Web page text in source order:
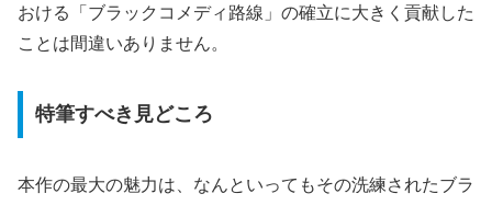
おける「ブラックコメディ路線」の確立に大きく貢献した
ことは間違いありません。
特筆すべき見どころ
本作の最大の魅力は、なんといってもその洗練されたブラ